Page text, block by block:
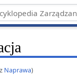
Naprawa)